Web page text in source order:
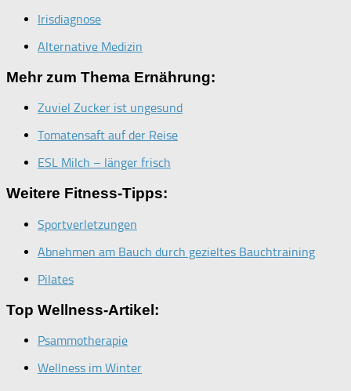
Irisdiagnose
Alternative Medizin
Mehr zum Thema Ernährung:
Zuviel Zucker ist ungesund
Tomatensaft auf der Reise
ESL Milch – länger frisch
Weitere Fitness-Tipps:
Sportverletzungen
Abnehmen am Bauch durch gezieltes Bauchtraining
Pilates
Top Wellness-Artikel:
Psammotherapie
Wellness im Winter